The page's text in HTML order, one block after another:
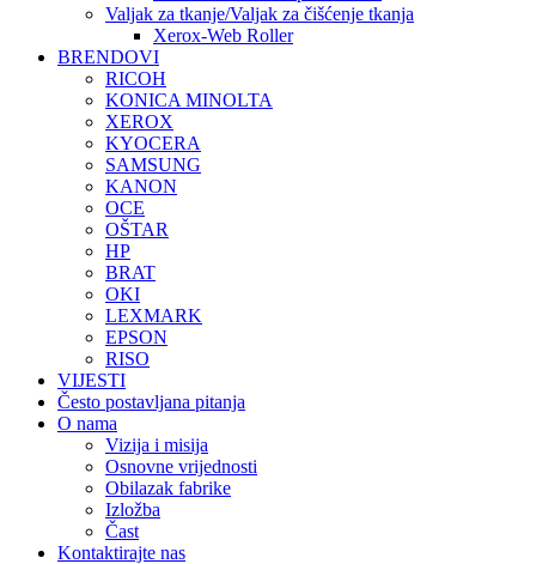
Valjak za tkanje/Valjak za čišćenje tkanja
Xerox-Web Roller
BRENDOVI
RICOH
KONICA MINOLTA
XEROX
KYOCERA
SAMSUNG
KANON
OCE
OŠTAR
HP
BRAT
OKI
LEXMARK
EPSON
RISO
VIJESTI
Često postavljana pitanja
O nama
Vizija i misija
Osnovne vrijednosti
Obilazak fabrike
Izložba
Čast
Kontaktirajte nas